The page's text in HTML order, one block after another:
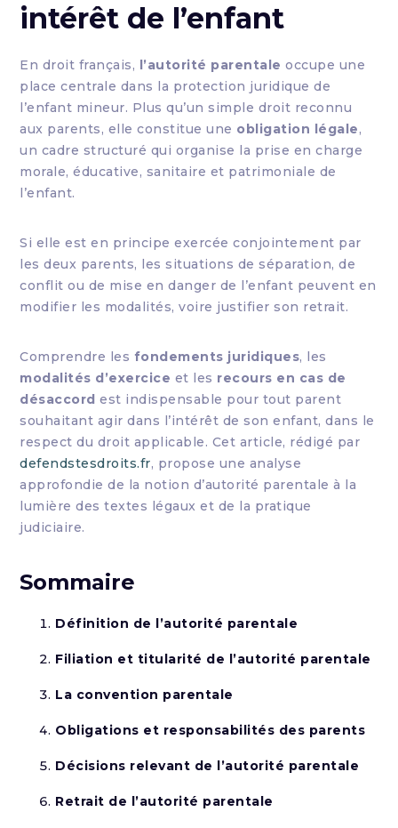
intérêt de l’enfant
En droit français, l’autorité parentale occupe une
place centrale dans la protection juridique de
l’enfant mineur. Plus qu’un simple droit reconnu
aux parents, elle constitue une obligation légale,
un cadre structuré qui organise la prise en charge
morale, éducative, sanitaire et patrimoniale de
l’enfant.
Si elle est en principe exercée conjointement par
les deux parents, les situations de séparation, de
conflit ou de mise en danger de l’enfant peuvent en
modifier les modalités, voire justifier son retrait.
Comprendre les fondements juridiques, les
modalités d’exercice et les recours en cas de
désaccord est indispensable pour tout parent
souhaitant agir dans l’intérêt de son enfant, dans le
respect du droit applicable. Cet article, rédigé par
defendstesdroits.fr, propose une analyse
approfondie de la notion d’autorité parentale à la
lumière des textes légaux et de la pratique
judiciaire.
Sommaire
Définition de l’autorité parentale
Filiation et titularité de l’autorité parentale
La convention parentale
Obligations et responsabilités des parents
Décisions relevant de l’autorité parentale
Retrait de l’autorité parentale